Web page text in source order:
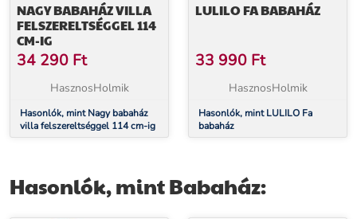
NAGY BABAHÁZ VILLA
FELSZERELTSÉGGEL 114
CM-IG
34 290 Ft
HasznosHolmik
Hasonlók, mint Nagy babaház
villa felszereltséggel 114 cm-ig
LULILO FA BABAHÁZ
33 990 Ft
HasznosHolmik
Hasonlók, mint LULILO Fa
babaház
Hasonlók, mint Babaház: